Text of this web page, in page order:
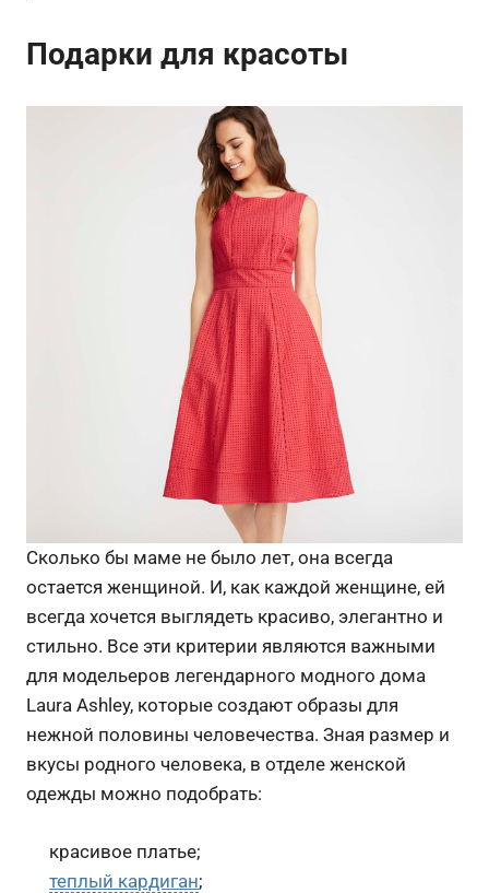
Подарки для красоты
Сколько бы маме не было лет, она всегда
остается женщиной. И, как каждой женщине, ей
всегда хочется выглядеть красиво, элегантно и
стильно. Все эти критерии являются важными
для модельеров легендарного модного дома
Laura Ashley, которые создают образы для
нежной половины человечества. Зная размер и
вкусы родного человека, в отделе женской
одежды можно подобрать:
красивое платье;
теплый кардиган;